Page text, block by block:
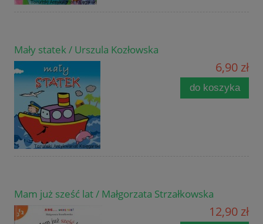
Mały statek / Urszula Kozłowska
6,90 zł
do koszyka
Mam już sześć lat / Małgorzata Strzałkowska
12,90 zł